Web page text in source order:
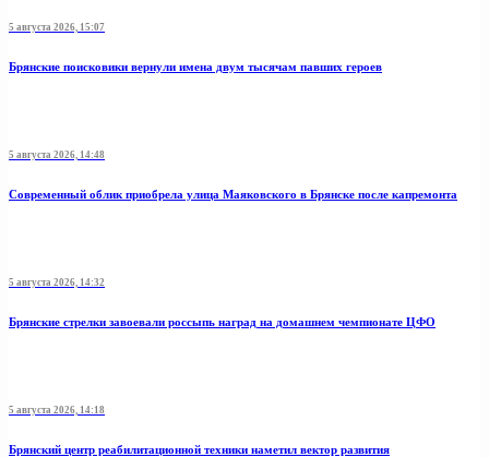
5 августа 2026, 15:07
Брянские поисковики вернули имена двум тысячам павших героев
5 августа 2026, 14:48
Современный облик приобрела улица Маяковского в Брянске после капремонта
5 августа 2026, 14:32
Брянские стрелки завоевали россыпь наград на домашнем чемпионате ЦФО
5 августа 2026, 14:18
Брянский центр реабилитационной техники наметил вектор развития